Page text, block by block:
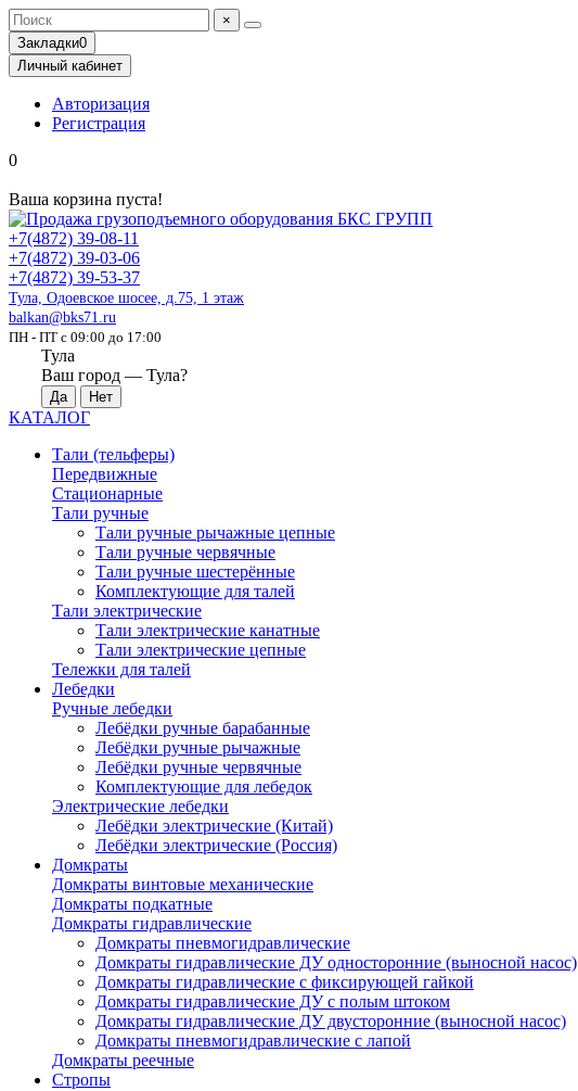
×
Закладки0
Личный кабинет
Авторизация
Регистрация
0
Ваша корзина пуста!
+7(4872) 39-08-11
+7(4872) 39-03-06
+7(4872) 39-53-37
Тула, Одоевское шосее, д.75, 1 этаж
balkan@bks71.ru
ПН - ПТ с 09:00 до 17:00
Тула
Ваш город — Тула?
КАТАЛОГ
Тали (тельферы)
Передвижные
Стационарные
Тали ручные
Тали ручные рычажные цепные
Тали ручные червячные
Тали ручные шестерённые
Комплектующие для талей
Тали электрические
Тали электрические канатные
Тали электрические цепные
Тележки для талей
Лебедки
Ручные лебедки
Лебёдки ручные барабанные
Лебёдки ручные рычажные
Лебёдки ручные червячные
Комплектующие для лебедок
Электрические лебедки
Лебёдки электрические (Китай)
Лебёдки электрические (Россия)
Домкраты
Домкраты винтовые механические
Домкраты подкатные
Домкраты гидравлические
Домкраты пневмогидравлические
Домкраты гидравлические ДУ односторонние (выносной насос)
Домкраты гидравлические с фиксирующей гайкой
Домкраты гидравлические ДУ c полым штоком
Домкраты гидравлические ДУ двусторонние (выносной насос)
Домкраты пневмогидравлические с лапой
Домкраты реечные
Стропы